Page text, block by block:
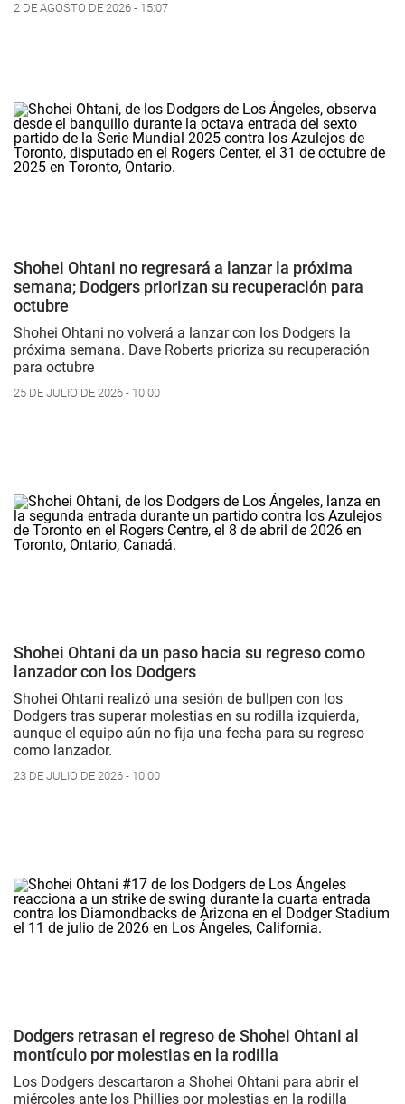
2 DE AGOSTO DE 2026 - 15:07
Shohei Ohtani no regresará a lanzar la próxima
semana; Dodgers priorizan su recuperación para
octubre
Shohei Ohtani no volverá a lanzar con los Dodgers la
próxima semana. Dave Roberts prioriza su recuperación
para octubre
25 DE JULIO DE 2026 - 10:00
Shohei Ohtani da un paso hacia su regreso como
lanzador con los Dodgers
Shohei Ohtani realizó una sesión de bullpen con los
Dodgers tras superar molestias en su rodilla izquierda,
aunque el equipo aún no fija una fecha para su regreso
como lanzador.
23 DE JULIO DE 2026 - 10:00
Dodgers retrasan el regreso de Shohei Ohtani al
montículo por molestias en la rodilla
Los Dodgers descartaron a Shohei Ohtani para abrir el
miércoles ante los Phillies por molestias en la rodilla